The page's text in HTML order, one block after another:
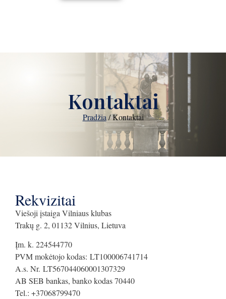
Kontaktai
Pradžia /Kontaktai
Rekvizitai
Viešoji įstaiga Vilniaus klubas
Trakų g. 2, 01132 Vilnius, Lietuva
Įm. k. 224544770
PVM mokėtojo kodas: LT100006741714
A.s. Nr. LT567044060001307329
AB SEB bankas, banko kodas 70440
Tel.: +37068799470